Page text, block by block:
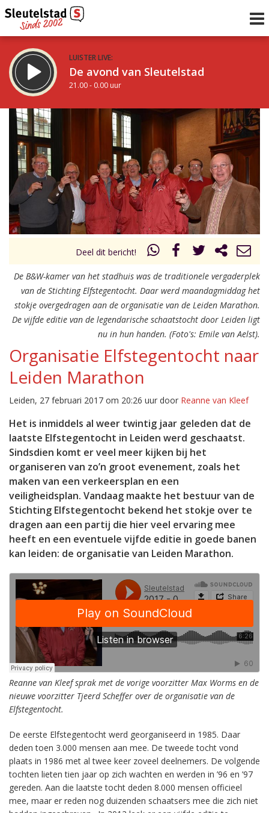
LUISTER LIVE:
De avond van Sleutelstad
21.00 - 0.00 uur
STRAKS:
De nacht van Sleutelstad
0.00 - 6.00 uur
Vorig uur
uur 1 van 0 Volgend uur
Inklappen
Deel dit bericht!
De B&W-kamer van het stadhuis was de traditionele vergaderplek
van de Stichting Elfstegentocht. Daar werd maandagmiddag het
stokje overgedragen aan de organisatie van de Leiden Marathon.
De vijfde editie van de legendarische schaatstocht door Leiden ligt
nu in hun handen. (Foto's: Emile van Aelst).
Organisatie Elfstegentocht naar
Leiden Marathon
Leiden, 27 februari 2017 om 20:26 uur door Reanne van Kleef
Het is inmiddels al weer twintig jaar geleden dat de
laatste Elfstegentocht in Leiden werd geschaatst.
Sindsdien komt er veel meer kijken bij het
organiseren van zo’n groot evenement, zoals het
maken van een verkeersplan en een
veiligheidsplan. Vandaag maakte het bestuur van de
Stichting Elfstegentocht bekend het stokje over te
dragen aan een partij die hier veel ervaring mee
heeft en een eventuele vijfde editie in goede banen
kan leiden: de organisatie van Leiden Marathon.
Reanne van Kleef sprak met de vorige voorzitter Max Worms en de
nieuwe voorzitter Tjeerd Scheffer over de organisatie van de
Elfstegentocht.
De eerste Elfstegentocht werd georganiseerd in 1985. Daar
deden toen 3.000 mensen aan mee. De tweede tocht vond
plaats in 1986 met al twee keer zoveel deelnemers. De volgende
tochten lieten tien jaar op zich wachten en werden in ’96 en ’97
gereden. Aan die laatste tocht deden 8.000 mensen officieel
mee, maar er reden nog duizenden schaatsers mee die zich niet